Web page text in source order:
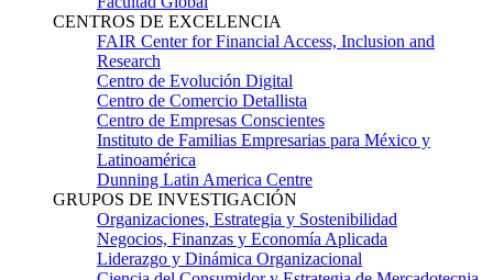
CENTROS DE EXCELENCIA
FAIR Center for Financial Access, Inclusion and
Research
Centro de Evolución Digital
Centro de Comercio Detallista
Centro de Empresas Conscientes
Instituto de Familias Empresarias para México y
Latinoamérica
Dunning Latin America Centre
GRUPOS DE INVESTIGACIÓN
Organizaciones, Estrategia y Sostenibilidad
Negocios, Finanzas y Economía Aplicada
Liderazgo y Dinámica Organizacional